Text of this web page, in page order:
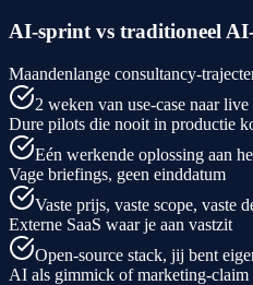
AI-sprint vs traditioneel
Maandenlange consultancy-
2 weken van use-case naar live
Dure pilots die nooit in productie
Eén werkende oplossing aan
Vage briefings, geen einddatum
Vaste prijs, vaste scope, vaste
Externe SaaS waar je aan vastzit
Open-source stack, jij bent
AI als gimmick of marketing-claim